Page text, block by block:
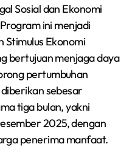
Sosial dan Ekonomi
ini menjadi
Stimulus Ekonomi
bertujuan menjaga daya
pertumbuhan
sebesar
tiga bulan, yakni
2025, dengan
penerima manfaat.